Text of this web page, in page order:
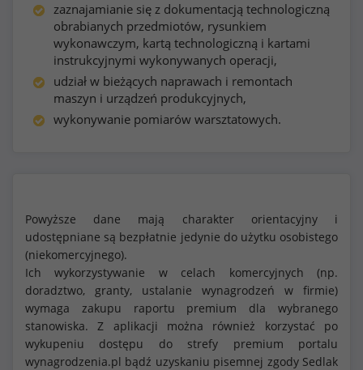
zaznajamianie się z dokumentacją technologiczną
obrabianych przedmiotów, rysunkiem
wykonawczym, kartą technologiczną i kartami
instrukcyjnymi wykonywanych operacji,
udział w bieżących naprawach i remontach
maszyn i urządzeń produkcyjnych,
wykonywanie pomiarów warsztatowych.
Powyższe dane mają charakter orientacyjny i
udostępniane są bezpłatnie jedynie do użytku osobistego
(niekomercyjnego).
Ich wykorzystywanie w celach komercyjnych (np.
doradztwo, granty, ustalanie wynagrodzeń w firmie)
wymaga zakupu raportu premium dla wybranego
stanowiska. Z aplikacji można również korzystać po
wykupeniu dostępu do strefy premium portalu
wynagrodzenia.pl bądź uzyskaniu pisemnej zgody Sedlak